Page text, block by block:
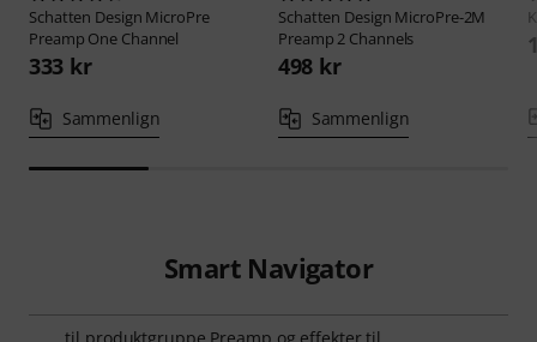
Schatten Design MicroPre
Preamp One Channel
333 kr
Sammenlign
Schatten Design MicroPre-2M
Preamp 2 Channels
498 kr
Sammenlign
Smart Navigator
til produktgruppe Preamp og effekter til